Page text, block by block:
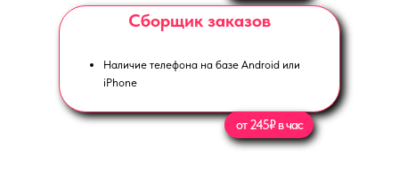
Сборщик заказов
Наличие телефона на базе Android или
iPhone
от 245₽ в час